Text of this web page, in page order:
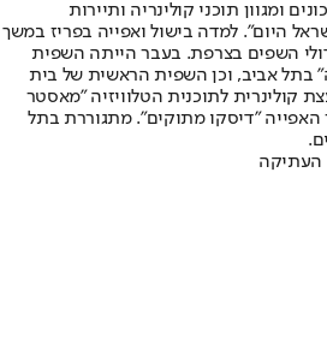
ומגוון תוכני קולינריה ותיירות
היום". למדה בישול ואפייה בפריז במשך
השפים בצרפת. בעבר הייתה השפית
בתל אביב, וכן השפית הראשית של בית
קולינרית לתוכנית הטלוויזיה "מאסטר
את ספר האפייה "דיסקו מתוקים". מתגוררת בתל
העתיקה